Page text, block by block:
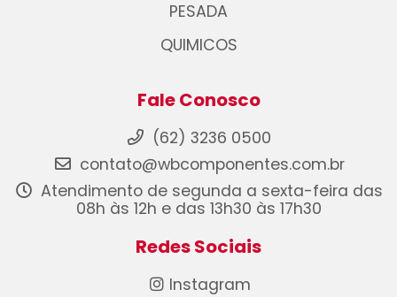
PESADA
QUIMICOS
Fale Conosco
(62) 3236 0500
contato@wbcomponentes.com.br
Atendimento de segunda a sexta-feira das
08h às 12h e das 13h30 às 17h30
Redes Sociais
Instagram